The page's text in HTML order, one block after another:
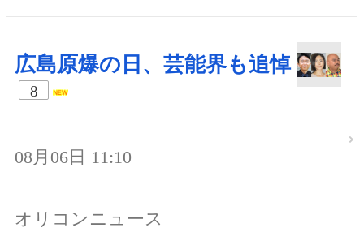
広島原爆の日、芸能界も追悼
8
08月06日 11:10
オリコンニュース